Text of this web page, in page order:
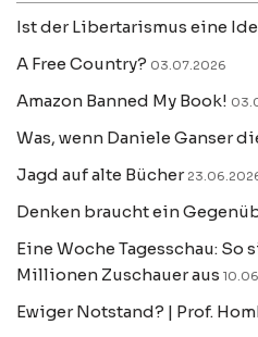
Ist der Libertarismus eine
A Free Country? 03.07.2026
Amazon Banned My Book!
Was, wenn Daniele Ganser
Jagd auf alte Bücher
Denken braucht ein
Eine Woche Tagesschau:
Millionen Zuschauer aus
Ewiger Notstand? | Prof.